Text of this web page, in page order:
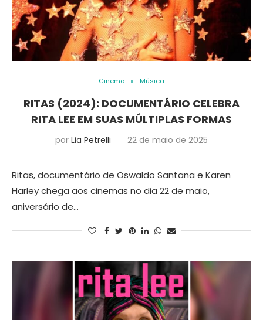
Cinema Música
RITAS (2024): DOCUMENTÁRIO CELEBRA
RITA LEE EM SUAS MÚLTIPLAS FORMAS
por Lia Petrelli 22 de maio de 2025
Ritas, documentário de Oswaldo Santana e Karen
Harley chega aos cinemas no dia 22 de maio,
aniversário de…